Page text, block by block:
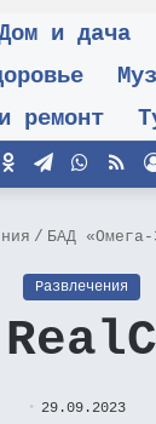
и дача
ремонт
Telegram
/ БАД
Развлечения
29.09.2023